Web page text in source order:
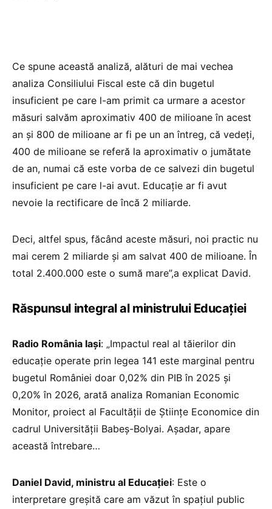
Ce spune această analiză, alături de mai vechea
analiza Consiliului Fiscal este că din bugetul
insuficient pe care l-am primit ca urmare a acestor
măsuri salvăm aproximativ 400 de milioane în acest
an și 800 de milioane ar fi pe un an întreg, că vedeți,
400 de milioane se referă la aproximativ o jumătate
de an, numai că este vorba de ce salvezi din bugetul
insuficient pe care l-ai avut. Educație ar fi avut
nevoie la rectificare de încă 2 miliarde.
Deci, altfel spus, făcând aceste măsuri, noi practic nu
mai cerem 2 miliarde și am salvat 400 de milioane. În
total 2.400.000 este o sumă mare”,a explicat David.
Răspunsul integral al ministrului Educației
Radio România Iași: „Impactul real al tăierilor din
educație operate prin legea 141 este marginal pentru
bugetul României doar 0,02% din PIB în 2025 și
0,20% în 2026, arată analiza Romanian Economic
Monitor, proiect al Facultății de Științe Economice din
cadrul Universității Babeș-Bolyai. Așadar, apare
această întrebare…
Daniel David, ministru al Educației: Este o
interpretare greșită care am văzut în spațiul public